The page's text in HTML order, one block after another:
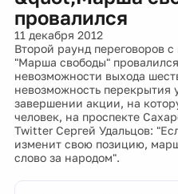
провалился
11 декабря 2012
Второй раунд переговоров
"Марша свободы"
невозможности выхода
невозможность перекрытия
завершении акции, на
человек, на проспекте
Twitter Сергей Удальцов:
изменит свою позицию,
слово за народом".